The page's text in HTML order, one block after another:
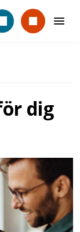
dig